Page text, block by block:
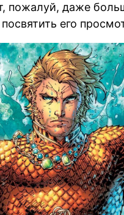
пожалуй, даже
его
NEWS ///